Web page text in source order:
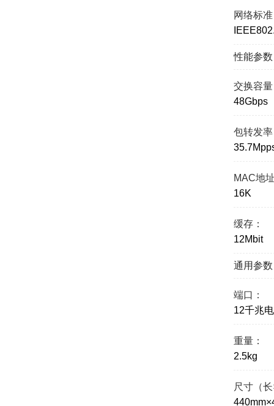
网络标
性能参数
交换容
48Gbps
包转发
MAC地
16K
缓存：
12Mbit
通用参数
端口：
12千兆
重量：
2.5kg
尺寸（